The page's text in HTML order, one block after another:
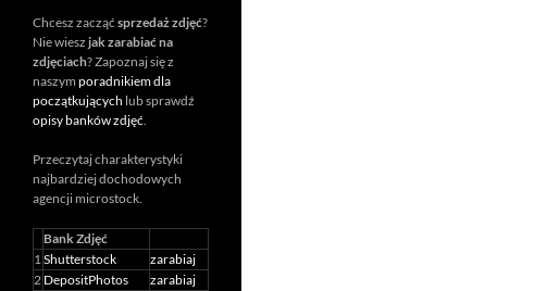
Chcesz zacząć sprzedaż zdjęć?
Nie wiesz jak zarabiać na
zdjęciach? Zapoznaj się z
naszym poradnikiem dla
początkujących lub sprawdź
opisy banków zdjęć.
Przeczytaj charakterystyki
najbardziej dochodowych
agencji microstock.
Bank Zdjęć
1Shutterstock
zarabiaj
2 DepositPhotos
zarabiaj